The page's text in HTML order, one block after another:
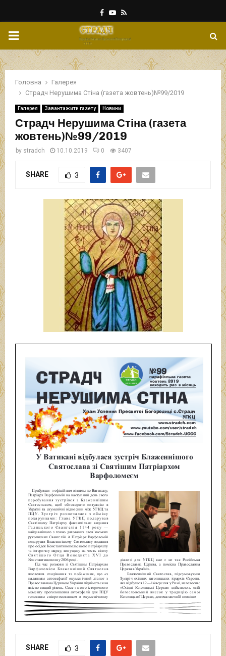
Facebook
Youtube
Rss
PRIMARY
MENU
Головна
Галерея
Страдч Нерушима Стіна (газета жовтень)№99/2019
Галерея Завантажити газету Новини
Страдч Нерушима Стіна (газета
жовтень)№99/2019
by stradch 10.10.2019 0 3407
SHARE 3
SHARE 3